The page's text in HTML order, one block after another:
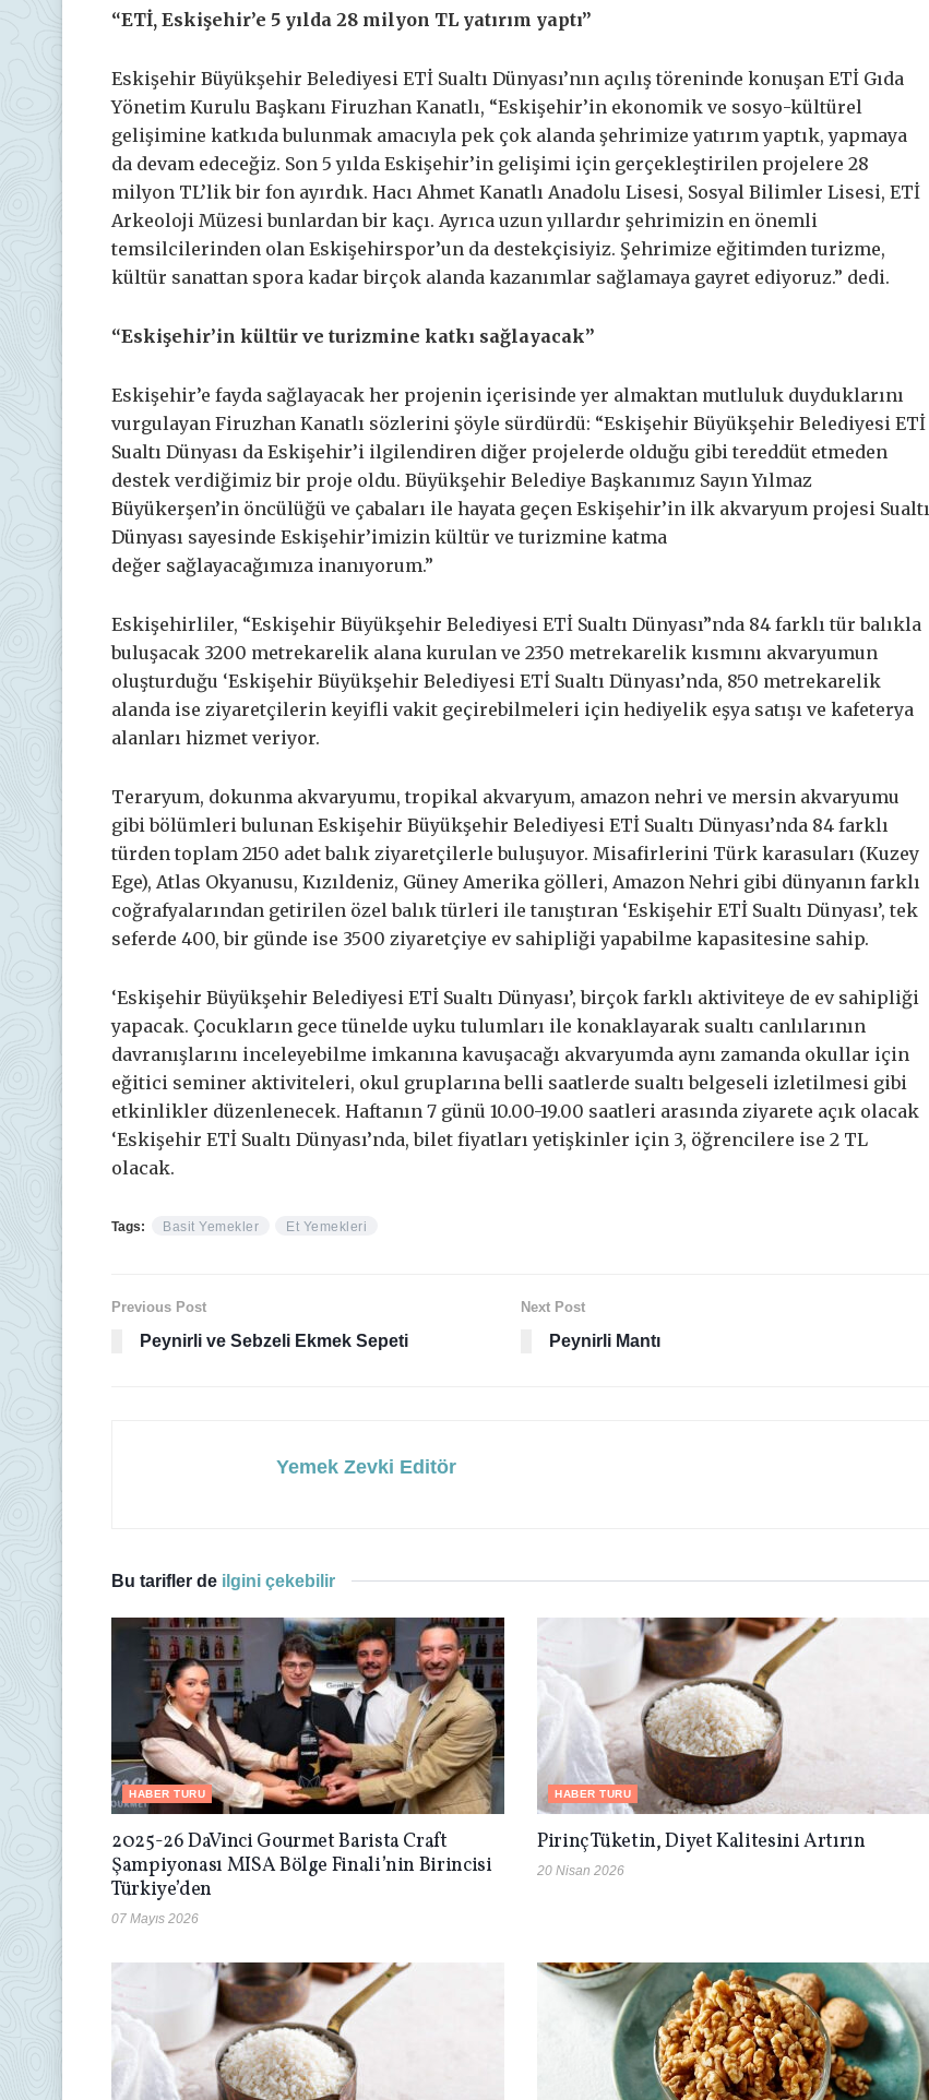
“ETİ, Eskişehir’e 5 yılda 28 milyon TL yatırım yaptı”
Eskişehir Büyükşehir Belediyesi ETİ Sualtı Dünyası’nın açılış töreninde konuşan ETİ Gıda
Yönetim Kurulu Başkanı Firuzhan Kanatlı, “Eskişehir’in ekonomik ve sosyo-kültürel
gelişimine katkıda bulunmak amacıyla pek çok alanda şehrimize yatırım yaptık, yapmaya
da devam edeceğiz. Son 5 yılda Eskişehir’in gelişimi için gerçekleştirilen projelere 28
milyon TL’lik bir fon ayırdık. Hacı Ahmet Kanatlı Anadolu Lisesi, Sosyal Bilimler Lisesi, ETİ
Arkeoloji Müzesi bunlardan bir kaçı. Ayrıca uzun yıllardır şehrimizin en önemli
temsilcilerinden olan Eskişehirspor’un da destekçisiyiz. Şehrimize eğitimden turizme,
kültür sanattan spora kadar birçok alanda kazanımlar sağlamaya gayret ediyoruz.” dedi.
“Eskişehir’in kültür ve turizmine katkı sağlayacak”
Eskişehir’e fayda sağlayacak her projenin içerisinde yer almaktan mutluluk duyduklarını
vurgulayan Firuzhan Kanatlı sözlerini şöyle sürdürdü: “Eskişehir Büyükşehir Belediyesi ETİ
Sualtı Dünyası da Eskişehir’i ilgilendiren diğer projelerde olduğu gibi tereddüt etmeden
destek verdiğimiz bir proje oldu. Büyükşehir Belediye Başkanımız Sayın Yılmaz
Büyükerşen’in öncülüğü ve çabaları ile hayata geçen Eskişehir’in ilk akvaryum projesi Sualtı
Dünyası sayesinde Eskişehir’imizin kültür ve turizmine katma
değer sağlayacağımıza inanıyorum.”
Eskişehirliler, “Eskişehir Büyükşehir Belediyesi ETİ Sualtı Dünyası”nda 84 farklı tür balıkla
buluşacak 3200 metrekarelik alana kurulan ve 2350 metrekarelik kısmını akvaryumun
oluşturduğu ‘Eskişehir Büyükşehir Belediyesi ETİ Sualtı Dünyası’nda, 850 metrekarelik
alanda ise ziyaretçilerin keyifli vakit geçirebilmeleri için hediyelik eşya satışı ve kafeterya
alanları hizmet veriyor.
Teraryum, dokunma akvaryumu, tropikal akvaryum, amazon nehri ve mersin akvaryumu
gibi bölümleri bulunan Eskişehir Büyükşehir Belediyesi ETİ Sualtı Dünyası’nda 84 farklı
türden toplam 2150 adet balık ziyaretçilerle buluşuyor. Misafirlerini Türk karasuları (Kuzey
Ege), Atlas Okyanusu, Kızıldeniz, Güney Amerika gölleri, Amazon Nehri gibi dünyanın farklı
coğrafyalarından getirilen özel balık türleri ile tanıştıran ‘Eskişehir ETİ Sualtı Dünyası’, tek
seferde 400, bir günde ise 3500 ziyaretçiye ev sahipliği yapabilme kapasitesine sahip.
‘Eskişehir Büyükşehir Belediyesi ETİ Sualtı Dünyası’, birçok farklı aktiviteye de ev sahipliği
yapacak. Çocukların gece tünelde uyku tulumları ile konaklayarak sualtı canlılarının
davranışlarını inceleyebilme imkanına kavuşacağı akvaryumda aynı zamanda okullar için
eğitici seminer aktiviteleri, okul gruplarına belli saatlerde sualtı belgeseli izletilmesi gibi
etkinlikler düzenlenecek. Haftanın 7 günü 10.00-19.00 saatleri arasında ziyarete açık olacak
‘Eskişehir ETİ Sualtı Dünyası’nda, bilet fiyatları yetişkinler için 3, öğrencilere ise 2 TL
olacak.
Tags: Basit Yemekler Et Yemekleri
Previous Post
Peynirli ve Sebzeli Ekmek Sepeti
Next Post
Peynirli Mantı
Yemek Zevki Editör
Bu tarifler de ilgini çekebilir
HABER TURU
2025-26 DaVinci Gourmet Barista Craft
Şampiyonası MISA Bölge Finali’nin Birincisi
Türkiye’den
07 Mayıs 2026
HABER TURU
Pirinç Tüketin, Diyet Kalitesini Artırın
20 Nisan 2026